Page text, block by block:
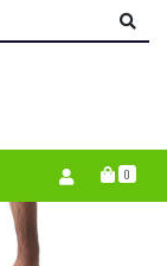
0